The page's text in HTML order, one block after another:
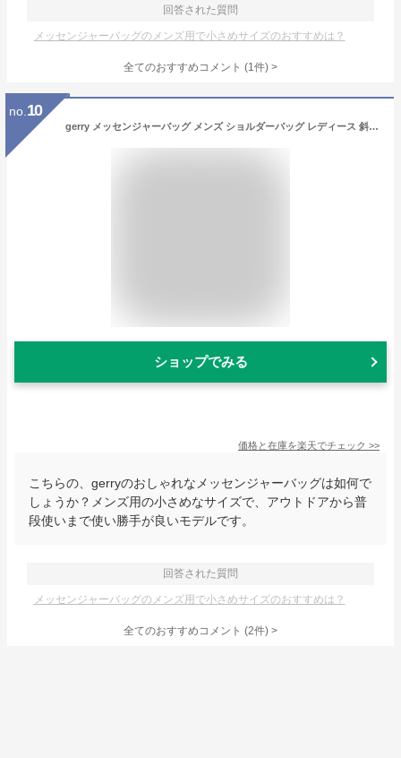
回答された質問
メッセンジャーバッグのメンズ用で小さめサイズのおすすめは？
全てのおすすめコメント (1件) >
no. 10
gerry メッセンジャーバッグ メンズ ショルダーバッグ レディース 斜めがけ 大人 軽量 おしゃれ バッグ レディース 小さめ レジャーバッグ ブランド サコッシュ ボディバッグ レジャー キャンプ アウトドア ジェリー r1624
ショップでみる
価格と在庫を楽天でチェック >>
こちらの、gerryのおしゃれなメッセンジャーバッグは如何で
しょうか？メンズ用の小さめなサイズで、アウトドアから普
段使いまで使い勝手が良いモデルです。
回答された質問
メッセンジャーバッグのメンズ用で小さめサイズのおすすめは？
全てのおすすめコメント (2件) >